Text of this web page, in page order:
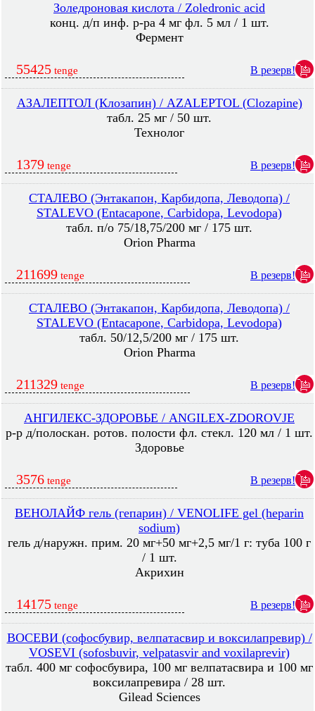
Золедроновая кислота / Zoledronic acid
конц. д/п инф. р-ра 4 мг фл. 5 мл / 1 шт.
Фермент
55425 tenge В резерв!
АЗАЛЕПТОЛ (Клозапин) / AZALEPTOL (Clozapine)
табл. 25 мг / 50 шт.
Технолог
1379 tenge В резерв!
СТАЛЕВО (Энтакапон, Карбидопа, Леводопа) /
STALEVO (Entacapone, Carbidopa, Levodopa)
табл. п/о 75/18,75/200 мг / 175 шт.
Orion Pharma
211699 tenge В резерв!
СТАЛЕВО (Энтакапон, Карбидопа, Леводопа) /
STALEVO (Entacapone, Carbidopa, Levodopa)
табл. 50/12,5/200 мг / 175 шт.
Orion Pharma
211329 tenge В резерв!
АНГИЛЕКС-ЗДОРОВЬЕ / ANGILEX-ZDOROVJE
р-р д/полоскан. ротов. полости фл. стекл. 120 мл / 1 шт.
Здоровье
3576 tenge В резерв!
ВЕНОЛАЙФ гель (гепарин) / VENOLIFE gel (heparin
sodium)
гель д/наружн. прим. 20 мг+50 мг+2,5 мг/1 г: туба 100 г
/ 1 шт.
Акрихин
14175 tenge В резерв!
ВОСЕВИ (софосбувир, велпатасвир и воксилапревир) /
VOSEVI (sofosbuvir, velpatasvir and voxilaprevir)
табл. 400 мг софосбувира, 100 мг велпатасвира и 100 мг
воксилапревира / 28 шт.
Gilead Sciences